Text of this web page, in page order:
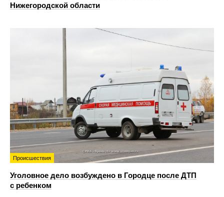
Нижегородской области
Происшествия
Уголовное дело возбуждено в Городце после ДТП
с ребенком